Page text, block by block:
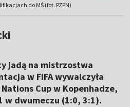
do MŚ (fot. PZPN)
jadą na mistrzostwa
w FIFA wywalczyła
Cup w Kopenhadze,
w dwumeczu (1:0, 3:1).